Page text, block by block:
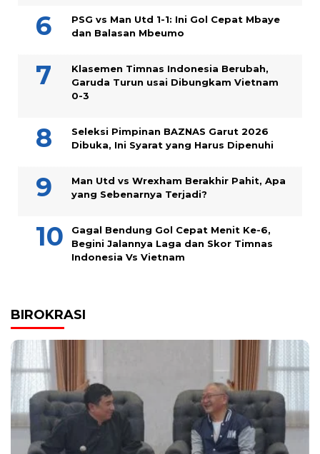
PSG vs Man Utd 1-1: Ini Gol Cepat Mbaye
dan Balasan Mbeumo
Klasemen Timnas Indonesia Berubah,
Garuda Turun usai Dibungkam Vietnam
0-3
Seleksi Pimpinan BAZNAS Garut 2026
Dibuka, Ini Syarat yang Harus Dipenuhi
Man Utd vs Wrexham Berakhir Pahit, Apa
yang Sebenarnya Terjadi?
Gagal Bendung Gol Cepat Menit Ke-6,
Begini Jalannya Laga dan Skor Timnas
Indonesia Vs Vietnam
BIROKRASI